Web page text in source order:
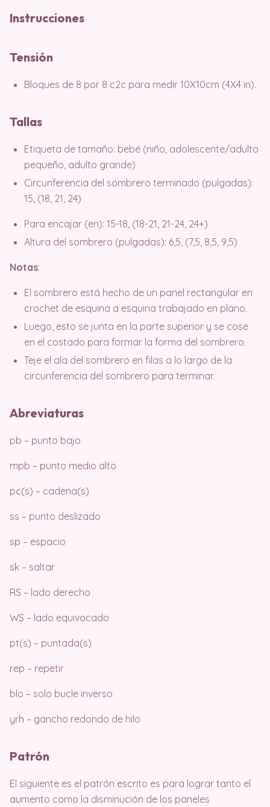
Instrucciones
Tensión
Bloques de 8 por 8 c2c para medir 10X10cm (4X4 in).
Tallas
Etiqueta de tamaño: bebé (niño, adolescente/adulto
pequeño, adulto grande)
Circunferencia del sombrero terminado (pulgadas):
15, (18, 21, 24)
Para encajar (en): 15-18, (18-21, 21-24, 24+)
Altura del sombrero (pulgadas): 6,5, (7,5, 8,5, 9,5)
Notas:
El sombrero está hecho de un panel rectangular en
crochet de esquina a esquina trabajado en plano.
Luego, esto se junta en la parte superior y se cose
en el costado para formar la forma del sombrero.
Teje el ala del sombrero en filas a lo largo de la
circunferencia del sombrero para terminar.
Abreviaturas
pb – punto bajo
mpb – punto medio alto
pc(s) – cadena(s)
ss – punto deslizado
sp – espacio
sk – saltar
RS – lado derecho
WS – lado equivocado
pt(s) – puntada(s)
rep – repetir
blo – solo bucle inverso
yrh – gancho redondo de hilo
Patrón
El siguiente es el patrón escrito es para lograr tanto el
aumento como la disminución de los paneles